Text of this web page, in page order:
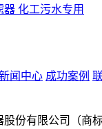
化工污水专用
闻中心 成功案例
份有限公司（商